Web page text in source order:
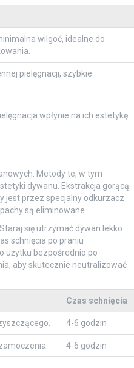
wilgoć, idealne do
pielęgnacji, szybkie
wpłynie na ich estetykę
Metody te, w tym
dywanu. Ekstrakcja gorącą
jest przez specjalny odkurzacz
są eliminowane.
się utrzymać dywan lekko
schnięcia po praniu
użytku bezpośrednio po
aby skutecznie neutralizować
Czas schnięcia
4-6 godzin
4-6 godzin